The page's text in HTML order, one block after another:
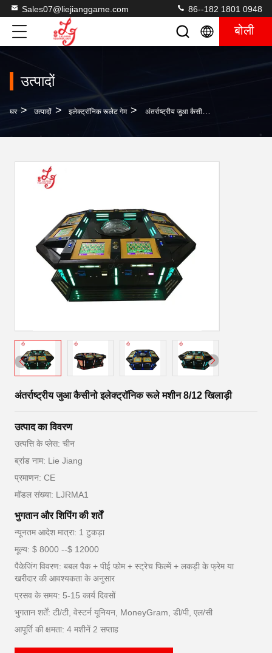
Sales07@liejianggame.com 86--182 1801 0948
बोली
उत्पादों
घर > उत्पादों > इलेक्ट्रॉनिक रूलेट गेम > अंतर्राष्ट्रीय जुआ कैसीनो इलेक्ट्रॉनिक रूले मशीन 8/12 खिलाड़ी
अंतर्राष्ट्रीय जुआ कैसीनो इलेक्ट्रॉनिक रूले मशीन 8/12 खिलाड़ी
उत्पाद का विवरण
उत्पत्ति के प्लेस: चीन
ब्रांड नाम: Lie Jiang
प्रमाणन: CE
मॉडल संख्या: LJRMA1
भुगतान और शिपिंग की शर्तें
न्यूनतम आदेश मात्रा: 1 टुकड़ा
मूल्य: $ 8000 --$ 12000
पैकेजिंग विवरण: बबल पैक + पीई फोम + स्ट्रेच फिल्में + लकड़ी के फ्रेम या
खरीदार की आवश्यकता के अनुसार
प्रसव के समय: 5-15 कार्य दिवसों
भुगतान शर्तें: टी/टी, वेस्टर्न यूनियन, MoneyGram, डी/पी, एल/सी
आपूर्ति की क्षमता: 4 मशीनें 2 सप्ताह